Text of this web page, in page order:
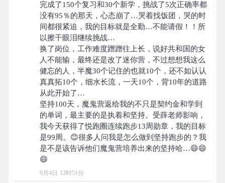
完成了150个复习和30个新学，挑战了5次正确率都
没有95％的那天，心态崩了…哭着找饭团，哭的时
间都很紧迫，我的目标就是全勤…不能请假！！所
以擦干眼泪继续挑战…
换了岗位，工作难度蹭蹭往上长，说好共和国的女
人不能输，最终还是改了迷你营，不过想想我这么
健忘的人，半魔30个记住的也就10个，还不如认认
真真拓10个，细水长流，一天10个，背10年的道路
从此开始了…
坚持100天，魔鬼营返给我的不只是契约金和学到
的单词，最主要的是执着和坚持。受薛老师影响，
我今天获得了悦跑圈连续跑步13周勋章，我的目标
是99周。😊很多人问我是怎么做到坚持跑步的？我
是不是该告诉他们魔鬼营培养出来的坚持哈…😄😄
9月4日 12时51分